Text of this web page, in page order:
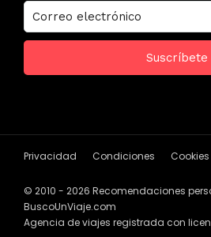
Privacidad Condiciones Cookies
© 2010 - 2026 Recomendaciones
BuscoUnViaje.com
Agencia de viajes registrada con